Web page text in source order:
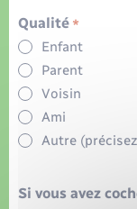
Qualité *
Enfant
Parent
Voisin
Ami
Autre
Si vous avez